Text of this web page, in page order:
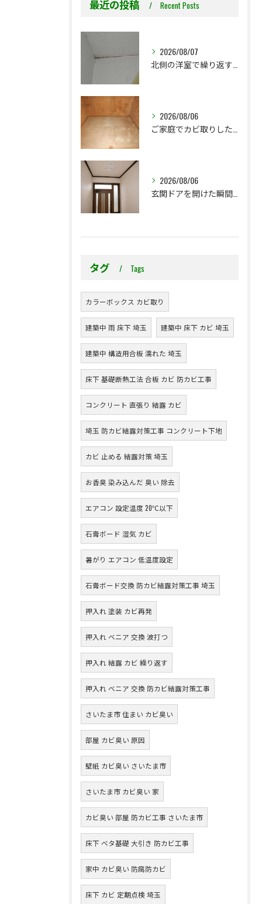
最近の投稿 Recent Posts
2026/08/07
北側の洋室で繰り返す壁紙カビ｜コンクリート下地なら結露対策も選択肢です
2026/08/06
ご家庭でカビ取りした押入れ、そのままにしていませんか？
2026/08/06
玄関ドアを開けた瞬間の臭い。壁紙を張替えないと解決できないこともあります
タグ Tags
カラーボックス カビ取り
建築中 雨 床下 埼玉 建築中 床下 カビ 埼玉
建築中 構造用合板 濡れた 埼玉
床下 基礎断熱工法 合板 カビ 防カビ工事
コンクリート 直張り 結露 カビ
埼玉 防カビ結露対策工事 コンクリート下地
カビ 止める 結露対策 埼玉
お香臭 染み込んだ 臭い 除去
エアコン 設定温度 20℃以下
石膏ボード 湿気 カビ
暑がり エアコン 低温度設定
石膏ボード交換 防カビ結露対策工事 埼玉
押入れ 塗装 カビ再発
押入れ ベニア 交換 波打つ
押入れ 結露 カビ 繰り返す
押入れ ベニア 交換 防カビ結露対策工事
さいたま市 住まい カビ臭い
部屋 カビ臭い 原因
壁紙 カビ臭い さいたま市
さいたま市 カビ臭い 家
カビ臭い 部屋 防カビ工事 さいたま市
床下 ベタ基礎 大引き 防カビ工事
家中 カビ臭い 防腐防カビ
床下 カビ 定期点検 埼玉